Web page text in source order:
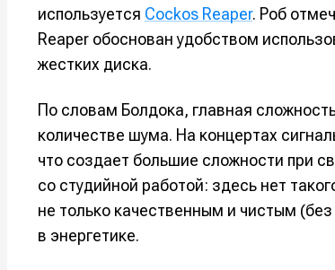
используется Cockos Reaper. Роб
Reaper обоснован удобством
жестких диска.
По словам Болдока, главная
количестве шума. На концертах
что создает большие сложности при
со студийной работой: здесь нет
не только качественным и чистым (без
в энергетике.